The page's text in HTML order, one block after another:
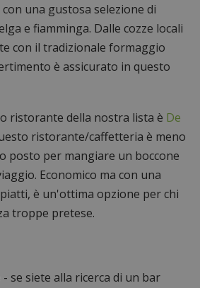
una gustosa selezione di
e fiamminga. Dalle cozze locali
con il tradizionale formaggio
è assicurato in questo
ristorante della nostra lista è De
ristorante/caffetteria è meno
posto per mangiare un boccone
Economico ma con una
è un'ottima opzione per chi
troppe pretese.
- se siete alla ricerca di un bar